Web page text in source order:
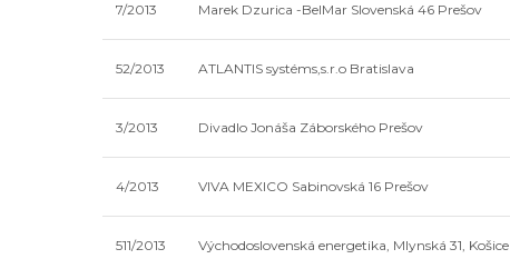
7/2013 Marek Dzurica -BelMar Slovenská 46 Prešov
52/2013 ATLANTIS systéms,s.r.o Bratislava
3/2013 Divadlo Jonáša Záborského Prešov
4/2013 VIVA MEXICO Sabinovská 16 Prešov
511/2013 Východoslovenská energetika, Mlynská 31, Košice